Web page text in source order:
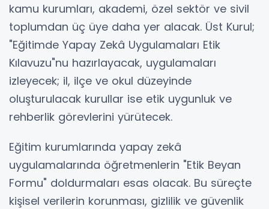
kamu kurumları, akademi, özel sektör ve sivil
toplumdan üç üye daha yer alacak. Üst Kurul;
"Eğitimde Yapay Zekâ Uygulamaları Etik
Kılavuzu"nu hazırlayacak, uygulamaları
izleyecek; il, ilçe ve okul düzeyinde
oluşturulacak kurullar ise etik uygunluk ve
rehberlik görevlerini yürütecek.
Eğitim kurumlarında yapay zekâ
uygulamalarında öğretmenlerin "Etik Beyan
Formu" doldurmaları esas olacak. Bu süreçte
kişisel verilerin korunması, gizlilik ve güvenlik